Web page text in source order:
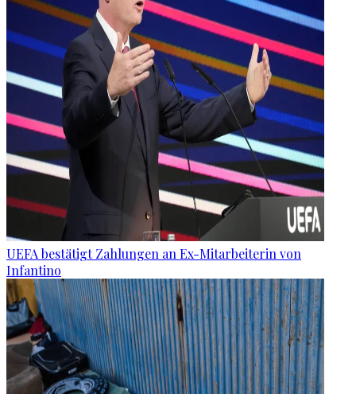
UEFA bestätigt Zahlungen an Ex-Mitarbeiterin von
Infantino